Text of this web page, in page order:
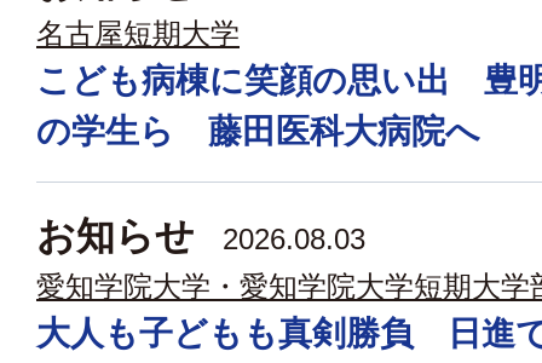
名古屋短期大学
こども病棟に笑顔の思い出 豊
の学生ら 藤田医科大病院へ
お知らせ
2026.08.03
愛知学院大学・愛知学院大学短期大学
大人も子どもも真剣勝負 日進